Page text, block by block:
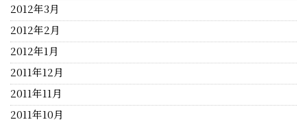
2012年3月
2012年2月
2012年1月
2011年12月
2011年11月
2011年10月